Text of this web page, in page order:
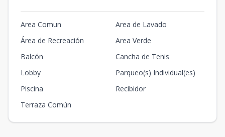
Area Comun
Area de Lavado
Área de Recreación
Area Verde
Balcón
Cancha de Tenis
Lobby
Parqueo(s) Individual(es)
Piscina
Recibidor
Terraza Común